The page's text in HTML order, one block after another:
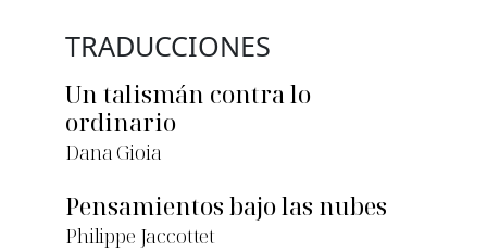
TRADUCCIONES
Un talismán contra lo
ordinario
Dana Gioia
Pensamientos bajo las nubes
Philippe Jaccottet